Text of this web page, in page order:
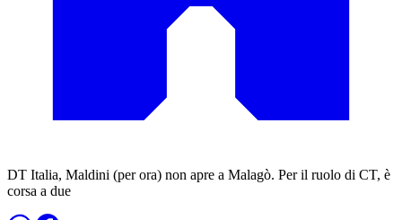
DT Italia, Maldini (per ora) non apre a Malagò. Per il ruolo di CT, è
corsa a due